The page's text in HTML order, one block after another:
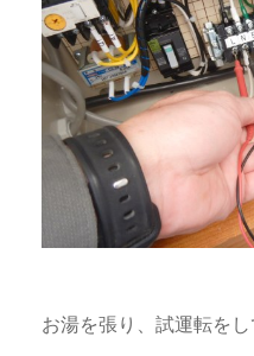
お湯を張り、試運転をし